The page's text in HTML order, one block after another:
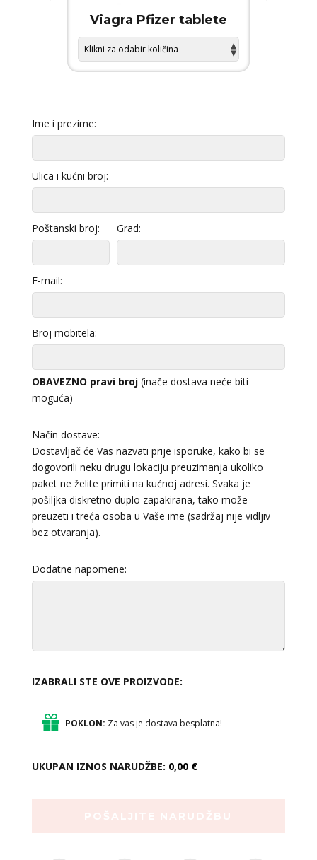
Viagra Pfizer tablete
Ime i prezime:
Ulica i kućni broj:
Poštanski broj: Grad:
E-mail:
Broj mobitela:
OBAVEZNO pravi broj(inače dostava neće biti
moguća)
Način dostave:
Dostavljač će Vas nazvati prije isporuke, kako bi se
dogovorili neku drugu lokaciju preuzimanja ukoliko
paket ne želite primiti na kućnoj adresi. Svaka je
pošiljka diskretno duplo zapakirana, tako može
preuzeti i treća osoba u Vaše ime (sadržaj nije vidljiv
bez otvaranja).
Dodatne napomene:
IZABRALI STE OVE PROIZVODE:
POKLON: Za vas je dostava besplatna!
UKUPAN IZNOS NARUDŽBE: 0,00 €